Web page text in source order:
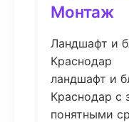
Монтаж
Ландшафт и
Краснодар
ландшафт и
Краснодар с
понятными